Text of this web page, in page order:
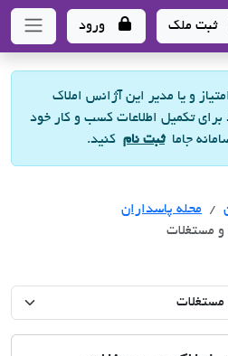
املاک و مشاورین املاک
ثبت ملک ورود
و یا مدیر این آژانس املاک
برای تکمیل اطلاعات کسب و کار خود
جاماثبت نام کنید.
املاکآژانس های املاک
محله پاسداران
و مستغلات